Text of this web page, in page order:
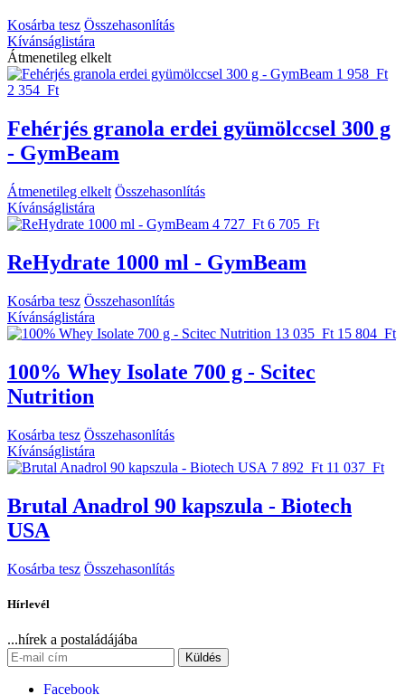
Kosárba tesz Összehasonlítás
Kívánságlistára
Átmenetileg elkelt
1 958 Ft
2 354 Ft
Fehérjés granola erdei gyümölccsel 300 g
- GymBeam
Átmenetileg elkelt Összehasonlítás
Kívánságlistára
4 727 Ft 6 705 Ft
ReHydrate 1000 ml - GymBeam
Kosárba tesz Összehasonlítás
Kívánságlistára
13 035 Ft 15 804 Ft
100% Whey Isolate 700 g - Scitec
Nutrition
Kosárba tesz Összehasonlítás
Kívánságlistára
7 892 Ft 11 037 Ft
Brutal Anadrol 90 kapszula - Biotech
USA
Kosárba tesz Összehasonlítás
Hírlevél
...hírek a postaládájába
Küldés
Facebook